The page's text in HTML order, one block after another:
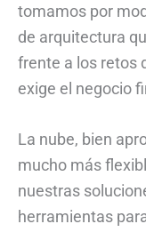
tomamos por
de arquitectura
frente a los retos
exige el negocio
La nube, bien
mucho más
nuestras
herramientas